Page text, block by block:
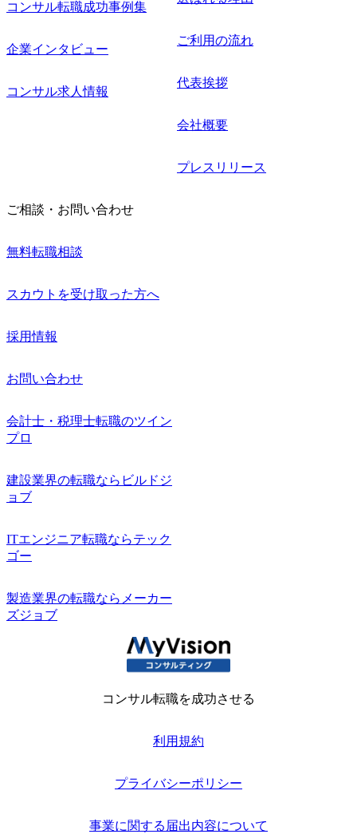
コンサル転職成功事例集
企業インタビュー
コンサル求人情報
ご利用の流れ
代表挨拶
会社概要
プレスリリース
ご相談・お問い合わせ
無料転職相談
スカウトを受け取った方へ
採用情報
お問い合わせ
会計士・税理士転職のツイン
プロ
建設業界の転職ならビルドジ
ョブ
ITエンジニア転職ならテック
ゴー
製造業界の転職ならメーカー
ズジョブ
コンサル転職を成功させる
利用規約
プライバシーポリシー
事業に関する届出内容について